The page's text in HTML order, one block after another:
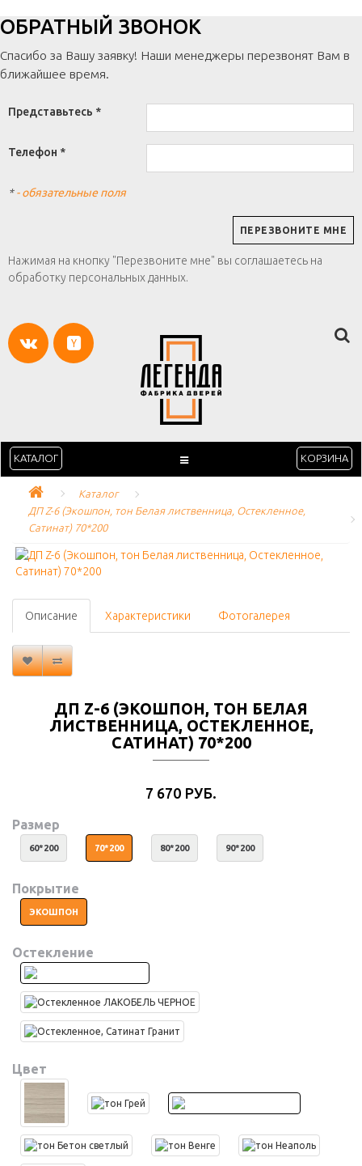
ОБРАТНЫЙ ЗВОНОК
Спасибо за Вашу заявку! Наши менеджеры перезвонят Вам в
ближайшее время.
Представьтесь *
Телефон *
*- обязательные поля
Нажимая на кнопку "Перезвоните мне" вы соглашаетесь на
обработку персональных данных.
КАТАЛОГ КОРЗИНА
Каталог
ДП Z-6 (Экошпон, тон Белая лиственница, Остекленное,
Сатинат) 70*200
Описание Характеристики Фотогалерея
ДП Z-6 (ЭКОШПОН, ТОН БЕЛАЯ
ЛИСТВЕННИЦА, ОСТЕКЛЕННОЕ,
САТИНАТ) 70*200
7 670 РУБ.
Размер
60*200 70*200 80*200 90*200
Покрытие
ЭКОШПОН
Остекление
Цвет